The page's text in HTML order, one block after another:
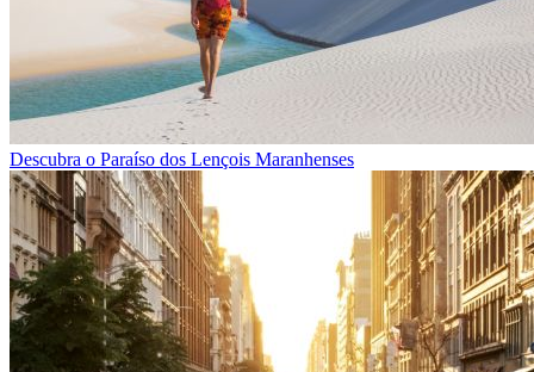
Descubra o Paraíso dos Lençois Maranhenses